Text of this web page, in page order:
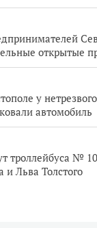
открытые
у
автомобиль
троллейбуса №
и Льва Толстого